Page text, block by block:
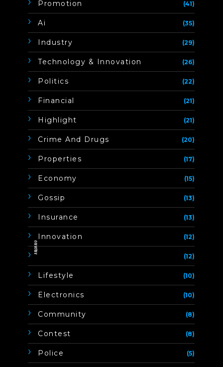
Promotion (41)
Ai (35)
Industry (29)
Technology & Innovation (26)
Politics (22)
Financial (21)
Highlight (21)
Crime And Drugs (20)
Properties (17)
Economy (15)
Gossip (13)
Insurance (13)
Innovation (12)
(12)
Lifestyle (10)
Electronics (10)
Community (8)
Contest (8)
Police (5)